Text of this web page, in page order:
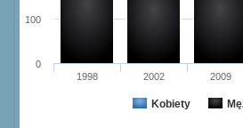
Kobiety
1998 2002 2009
0
100